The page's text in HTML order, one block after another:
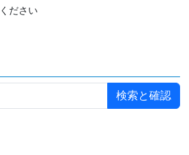
ださい